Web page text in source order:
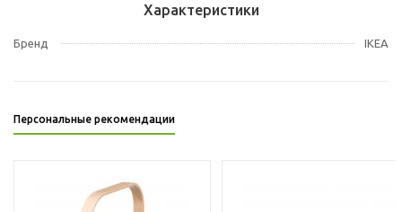
Характеристики
Бренд IKEA
Персональные рекомендации